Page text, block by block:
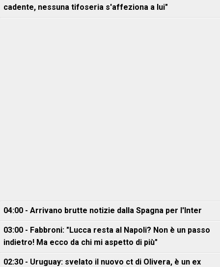
cadente, nessuna tifoseria s'affeziona a lui"
04:00 - Arrivano brutte notizie dalla Spagna per l'Inter
03:00 - Fabbroni: "Lucca resta al Napoli? Non è un passo
indietro! Ma ecco da chi mi aspetto di più"
02:30 - Uruguay: svelato il nuovo ct di Olivera, è un ex